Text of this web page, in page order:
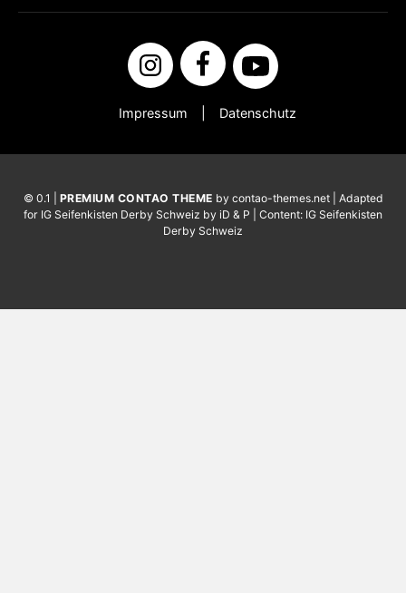
Impressum Datenschutz
© 0.1 | PREMIUM CONTAO THEME by contao-themes.net | Adapted
for IG Seifenkisten Derby Schweiz by iD & P | Content: IG Seifenkisten
Derby Schweiz